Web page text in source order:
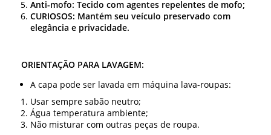
Anti-mofo: Tecido com agentes repelentes de mofo;
CURIOSOS: Mantém seu veículo preservado com
elegância e privacidade.
ORIENTAÇÃO PARA LAVAGEM:
A capa pode ser lavada em máquina lava-roupas:
Usar sempre sabão neutro;
Água temperatura ambiente;
Não misturar com outras peças de roupa.